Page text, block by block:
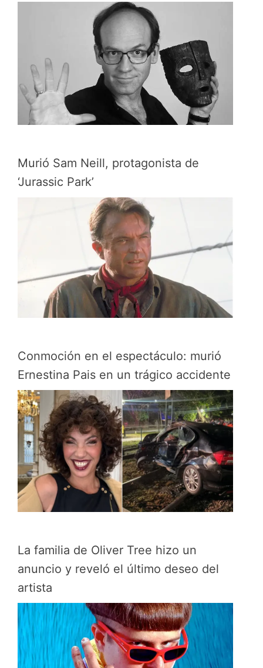
Murió Sam Neill, protagonista de
‘Jurassic Park’
Conmoción en el espectáculo: murió
Ernestina Pais en un trágico accidente
La familia de Oliver Tree hizo un
anuncio y reveló el último deseo del
artista